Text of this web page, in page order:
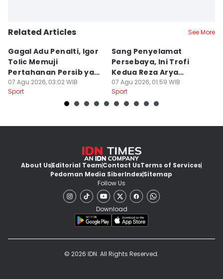
Related Articles See More
Gagal Adu Penalti, Igor
Tolic Memuji
Pertahanan Persib yang
Solid
07 Agu 2026, 03:02 WIB
Sport
Sang Penyelamat
Persebaya, Ini Trofi
Kedua Reza Arya
Bersama Tavares
07 Agu 2026, 01:59 WIB
Sport
About UsEditorial TeamContact UsTerms of Services
Pedoman Media SiberIndexSitemap
Follow Us
Download
© 2026 IDN. All Rights Reserved.